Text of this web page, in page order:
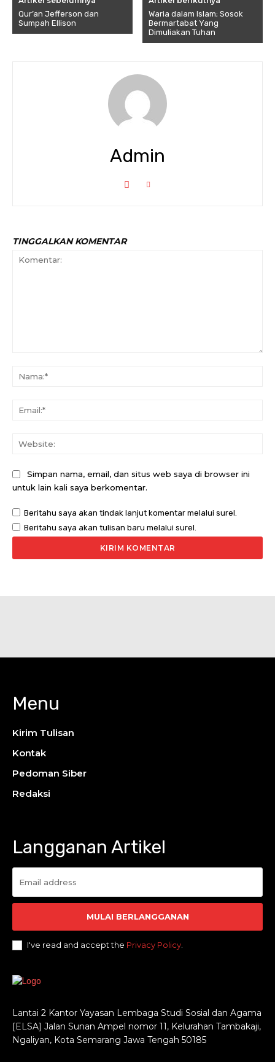
Qur’an Jefferson dan
Sumpah Ellison
Waria dalam Islam; Sosok
Bermartabat Yang
Dimuliakan Tuhan
Admin
TINGGALKAN KOMENTAR
Simpan nama, email, dan situs web saya di browser ini
untuk lain kali saya berkomentar.
Beritahu saya akan tindak lanjut komentar melalui surel.
Beritahu saya akan tulisan baru melalui surel.
Lantai 2 Kantor Yayasan Lembaga Studi Sosial dan Agama
[ELSA] Jalan Sunan Ampel nomor 11, Kelurahan Tambakaji,
Ngaliyan, Kota Semarang Jawa Tengah 50185
Langganan Artikel
MULAI BERLANGGANAN
I've read and accept the Privacy Policy
Menu
Kirim Tulisan
Kontak
Pedoman Siber
Redaksi